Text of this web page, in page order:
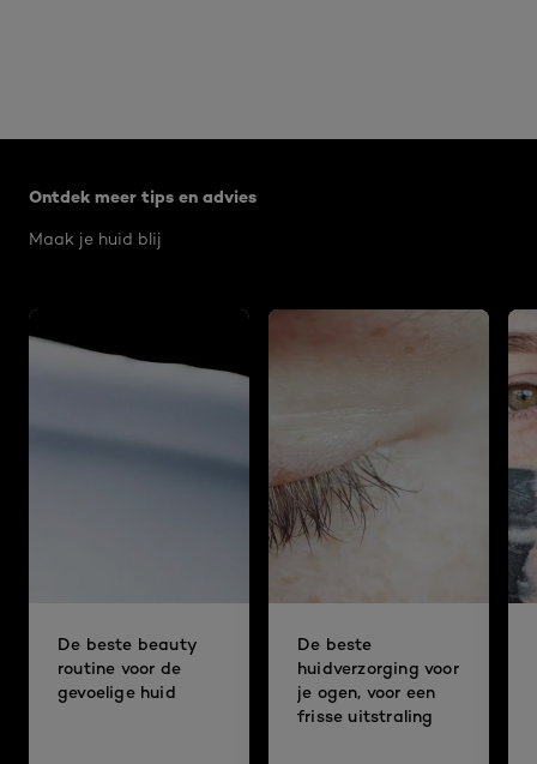
Ontdek meer tips en advies
Maak je huid blij
De beste beauty
routine voor de
gevoelige huid
De beste
huidverzorging voor
je ogen, voor een
frisse uitstraling